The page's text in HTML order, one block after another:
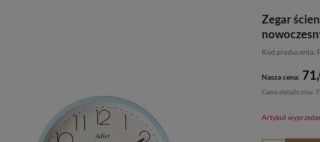
Zegar
Kod producenta:
Nasza cena:
Cena detaliczna:
Artykuł